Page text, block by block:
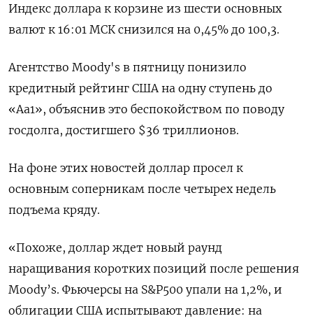
Индекс доллара к корзине из шести основных
валют к 16:01 МСК снизился на 0,45% до 100,3​.
Агентство Moody's в пятницу понизило
кредитный рейтинг США на одну ступень до
«Aa1», объяснив это беспокойством по поводу
госдолга, достигшего $36 триллионов.
На фоне этих новостей доллар просел к
основным соперникам после четырех недель
подъема кряду.
«Похоже, доллар ждет новый раунд
наращивания коротких позиций после решения
Moody’s. Фьючерсы на S&P500 упали на 1,2%, и
облигации США испытывают давление: на